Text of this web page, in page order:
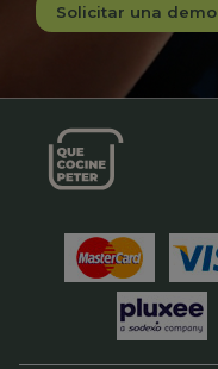
Solicitar una demo